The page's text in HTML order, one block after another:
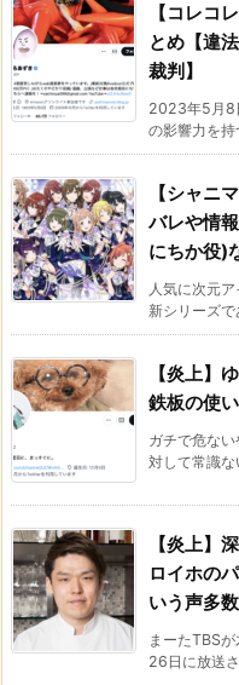
【コレコ
とめ【違
裁判】
2023年5月8
の影響力を
【シャニ
バレや情
にちか役)
人気に次元
新シリーズ
【炎上】
鉄板の使
ガチで危な
対して常識
【炎上】
ロイホの
いう声多
まーたTBS
26日に放送